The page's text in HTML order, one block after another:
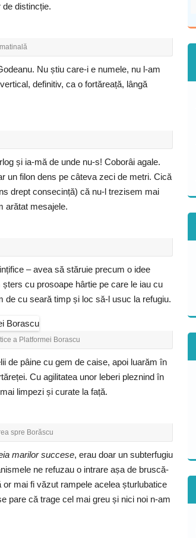
distincție.
Nu știu care-i e numele, nu l-am
definitiv, ca o fortăreață, lângă
și ia-mă de unde nu-s! Coborâi agale.
un filon dens pe câteva zeci de metri. Cică
drept consecință) că nu-l trezisem mai
arătat mesajele.
– avea să stăruie precum o idee
cu prosoape hârtie pe care le iau cu
cu seară timp și loc să-l usuc la refugiu.
a Platformei Borascu
de pâine cu gem de caise, apoi luarăm în
Cu agilitatea unor leberi pleznind în
limpezi și curate la față.
spre Borăscu
marilor succese, erau doar un subterfugiu
ne refuzau o intrare așa de bruscă-
mai fi văzut rampele acelea șturlubatice
pare că trage cel mai greu și nici noi n-am